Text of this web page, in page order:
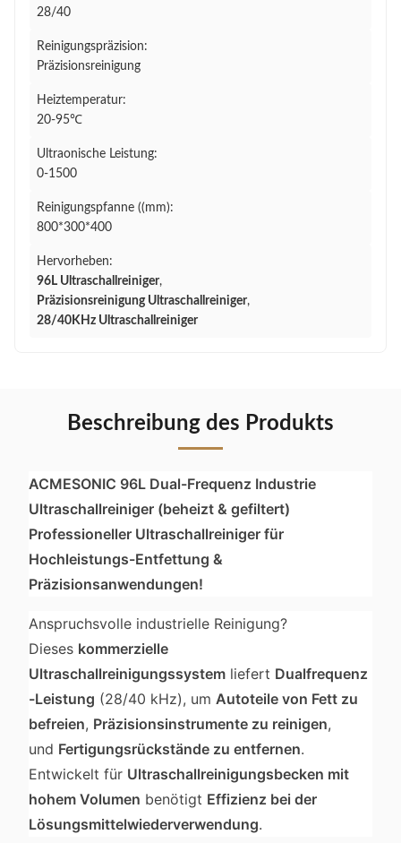
28/40
Reinigungspräzision:
Präzisionsreinigung
Heiztemperatur:
20-95℃
Ultraonische Leistung:
0-1500
Reinigungspfanne ((mm):
800*300*400
Hervorheben:
96L Ultraschallreiniger,
Präzisionsreinigung Ultraschallreiniger,
28/40KHz Ultraschallreiniger
Beschreibung des Produkts
ACMESONIC 96L Dual-Frequenz Industrie
Ultraschallreiniger (beheizt & gefiltert)
Professioneller Ultraschallreiniger für
Hochleistungs-Entfettung &
Präzisionsanwendungen!
Anspruchsvolle industrielle Reinigung?
Dieses kommerzielle
Ultraschallreinigungssystem liefert Dualfrequenz
-Leistung (28/40 kHz), um Autoteile von Fett zu
befreien, Präzisionsinstrumente zu reinigen,
und Fertigungsrückstände zu entfernen.
Entwickelt für Ultraschallreinigungsbecken mit
hohem Volumen benötigt Effizienz bei der
Lösungsmittelwiederverwendung.